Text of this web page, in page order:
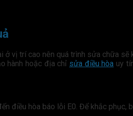
vị trí cao nên quá trình sửa chữa
hành hoặc địa chỉ sửa điều hòa uy
điều hòa báo lỗi E0. Để khắc phục,